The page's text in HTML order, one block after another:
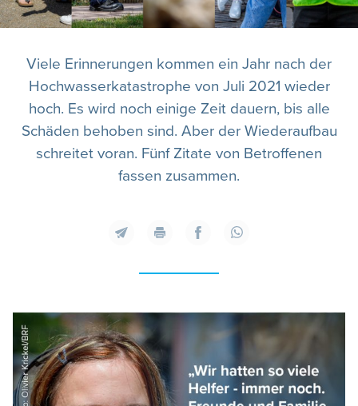
Viele Erinnerungen kommen ein Jahr nach der
Hochwasserkatastrophe von Juli 2021 wieder
hoch. Es wird noch einige Zeit dauern, bis alle
Schäden behoben sind. Aber der Wiederaufbau
schreitet voran. Fünf Zitate von Betroffenen
fassen zusammen.